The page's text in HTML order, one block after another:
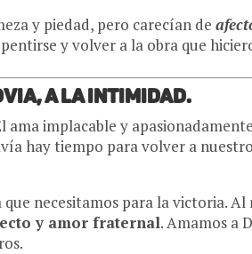
y piedad, pero carecían de
y volver a la obra que
a la intimidad.
implacable y
hay tiempo para volver a
necesitamos para la victoria.
y amor fraternal. Amamos a